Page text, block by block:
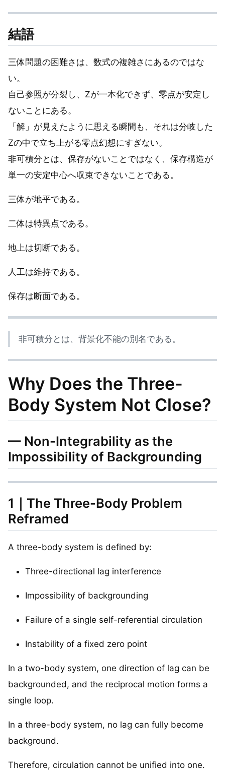
結語
三体問題の困難さは、数式の複雑さにあるのではな
い。
自己参照が分裂し、Zが一本化できず、零点が安定し
ないことにある。
「解」が見えたように思える瞬間も、それは分岐した
Zの中で立ち上がる零点幻想にすぎない。
非可積分とは、保存がないことではなく、保存構造が
単一の安定中心へ収束できないことである。
三体が地平である。
二体は特異点である。
地上は切断である。
人工は維持である。
保存は断面である。
非可積分とは、背景化不能の別名である。
Why Does the Three-
Body System Not Close?
— Non-Integrability as the
Impossibility of Backgrounding
1｜The Three-Body Problem
Reframed
A three-body system is defined by:
Three-directional lag interference
Impossibility of backgrounding
Failure of a single self-referential circulation
Instability of a fixed zero point
In a two-body system, one direction of lag can be
backgrounded, and the reciprocal motion forms a
single loop.
In a three-body system, no lag can fully become
background.
Therefore, circulation cannot be unified into one.